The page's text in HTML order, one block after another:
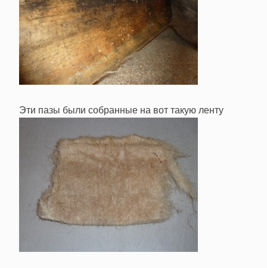
Эти пазы были собранные на вот такую ленту